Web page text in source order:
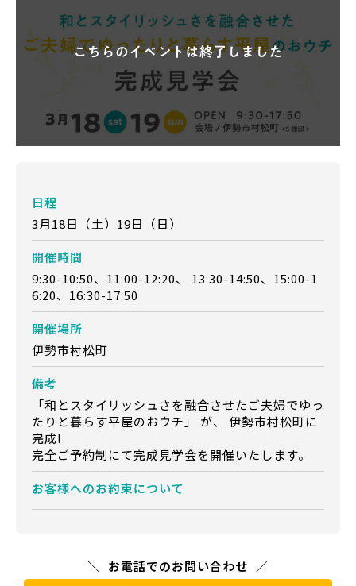
日程
3月18日（土）19日（日）
開催時間
9:30-10:50、11:00-12:20、 13:30-14:50、15:00-1
6:20、16:30-17:50
開催場所
伊勢市村松町
備考
「和とスタイリッシュさを融合させたご夫婦でゆっ
たりと暮らす平屋のおウチ」 が、 伊勢市村松町に
完成!
完全ご予約制にて完成見学会を開催いたします。
お客様へのお約束について
お電話でのお問い合わせ